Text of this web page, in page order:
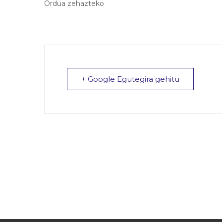
Ordua zehazteko
+ Google Egutegira gehitu